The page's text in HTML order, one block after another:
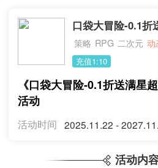
口袋大冒险-0.1折
策略 RPG 二次元 动
充值1:10
《口袋大冒险-0.1折送满星
活动
活动时间 2025.11.22 -
活动内